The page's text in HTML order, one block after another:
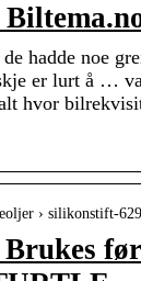
hadde noe
er lurt å …
hvor
› silikonstift-